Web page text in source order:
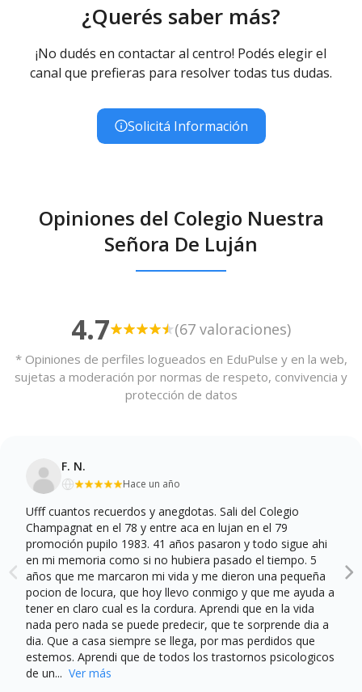
¿Querés saber más?
¡No dudés en contactar al centro! Podés elegir el
canal que prefieras para resolver todas tus dudas.
Solicitá Información
Opiniones del Colegio Nuestra
Señora De Luján
4.7 (67 valoraciones)
* Opiniones de perfiles logueados en EduPulse y en la web,
sujetas a moderación por normas de respeto, convivencia y
protección de datos
F. N.
Hace un año
Ufff cuantos recuerdos y anegdotas. Sali del Colegio
Champagnat en el 78 y entre aca en lujan en el 79
promoción pupilo 1983. 41 años pasaron y todo sigue ahi
en mi memoria como si no hubiera pasado el tiempo. 5
años que me marcaron mi vida y me dieron una pequeña
pocion de locura, que hoy llevo conmigo y que me ayuda a
tener en claro cual es la cordura. Aprendi que en la vida
nada pero nada se puede predecir, que te sorprende dia a
dia. Que a casa siempre se llega, por mas perdidos que
estemos. Aprendi que de todos los trastornos psicologicos
de un... Ver más